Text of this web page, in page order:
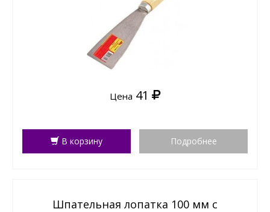
Цена 41
В корзину Подробнее
Шпательная лопатка 100 мм с